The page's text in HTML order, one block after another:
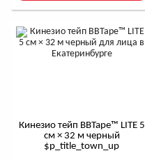
Кинезио тейп BBTape™ LITE 5
см × 32 м черный
$р_title_town_up